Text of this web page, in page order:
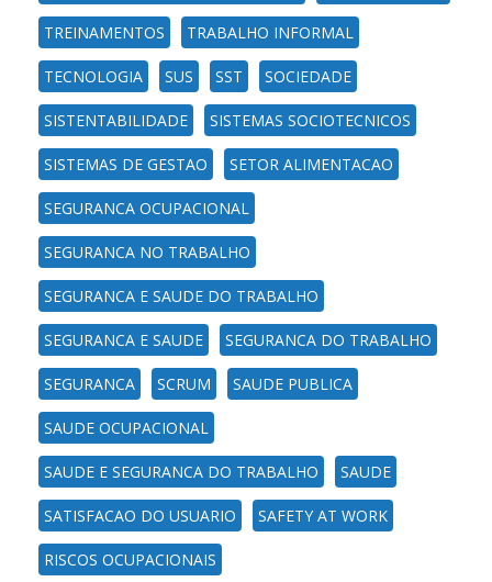
TREINAMENTOS TRABALHO INFORMAL
TECNOLOGIA SUS SST SOCIEDADE
SISTENTABILIDADE SISTEMAS SOCIOTECNICOS
SISTEMAS DE GESTAO SETOR ALIMENTACAO
SEGURANCA OCUPACIONAL
SEGURANCA NO TRABALHO
SEGURANCA E SAUDE DO TRABALHO
SEGURANCA E SAUDE SEGURANCA DO TRABALHO
SEGURANCA SCRUM SAUDE PUBLICA
SAUDE OCUPACIONAL
SAUDE E SEGURANCA DO TRABALHO SAUDE
SATISFACAO DO USUARIO SAFETY AT WORK
RISCOS OCUPACIONAIS